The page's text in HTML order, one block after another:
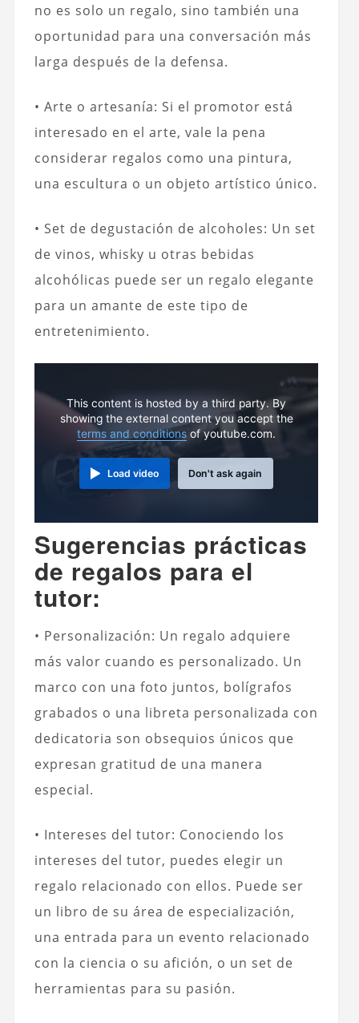
no es solo un regalo, sino también una
oportunidad para una conversación más
larga después de la defensa.
• Arte o artesanía: Si el promotor está
interesado en el arte, vale la pena
considerar regalos como una pintura,
una escultura o un objeto artístico único.
• Set de degustación de alcoholes: Un set
de vinos, whisky u otras bebidas
alcohólicas puede ser un regalo elegante
para un amante de este tipo de
entretenimiento.
This content is hosted by a third party. By
showing the external content you accept the
terms and conditions of youtube.com.
Load video Don't ask again
Sugerencias prácticas
de regalos para el
tutor:
• Personalización: Un regalo adquiere
más valor cuando es personalizado. Un
marco con una foto juntos, bolígrafos
grabados o una libreta personalizada con
dedicatoria son obsequios únicos que
expresan gratitud de una manera
especial.
• Intereses del tutor: Conociendo los
intereses del tutor, puedes elegir un
regalo relacionado con ellos. Puede ser
un libro de su área de especialización,
una entrada para un evento relacionado
con la ciencia o su afición, o un set de
herramientas para su pasión.